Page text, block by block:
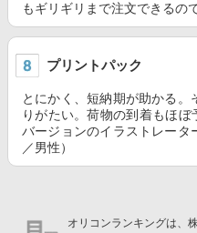
もギリギリまで注文できるの
プリントパック
とにかく、短納期が助かる
りがたい。荷物の到着もほ
バージョンのイラストレータ
／男性）
オリコンランキングは、